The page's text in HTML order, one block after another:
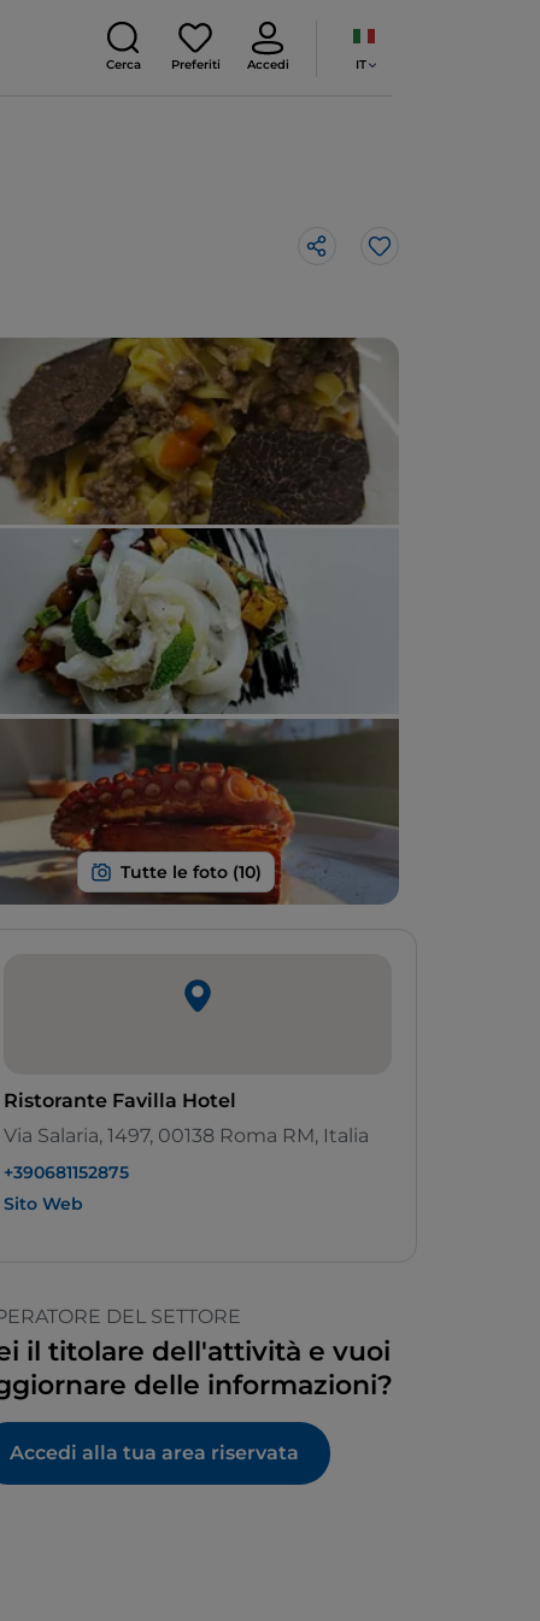
Cerca Preferiti Accedi IT
Like
Ristorante Favilla Hotel
Via Salaria, 1497, 00138 Roma RM, Italia
+390681152875
Sito Web
DEL SETTORE
il titolare dell'attività e vuoi
delle informazioni?
Accedi alla tua area riservata